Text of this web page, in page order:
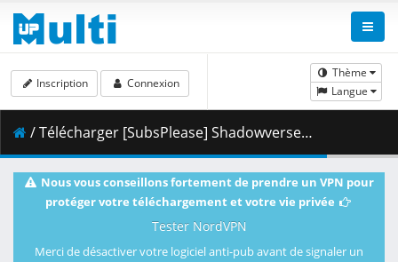
Thème
Langue
Inscription Connexion
/ Télécharger [SubsPlease] Shadowverse - 38 (1080p) [21A964B0].mkv.003 ( 464.57 MB )
Nous vous conseillons fortement de prendre un VPN pour
protéger votre téléchargement et votre vie privée
Tester NordVPN
Merci de désactiver votre logiciel anti-pub avant de signaler un